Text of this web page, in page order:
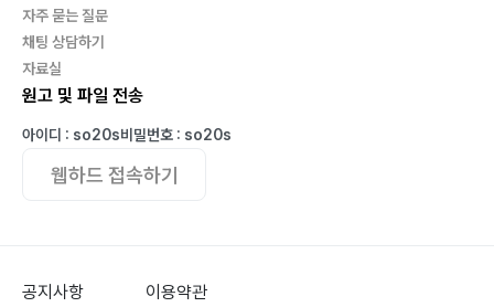
자주 묻는 질문
채팅 상담하기
자료실
원고 및 파일 전송
아이디 : so20s비밀번호 : so20s
웹하드 접속하기
공지사항
이용약관